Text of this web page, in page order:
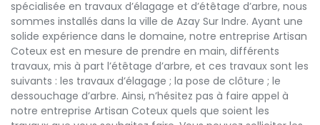
spécialisée en travaux d’élagage et d’étêtage d’arbre, nous
sommes installés dans la ville de Azay Sur Indre. Ayant une
solide expérience dans le domaine, notre entreprise Artisan
Coteux est en mesure de prendre en main, différents
travaux, mis à part l’étêtage d’arbre, et ces travaux sont les
suivants : les travaux d’élagage ; la pose de clôture ; le
dessouchage d’arbre. Ainsi, n’hésitez pas à faire appel à
notre entreprise Artisan Coteux quels que soient les